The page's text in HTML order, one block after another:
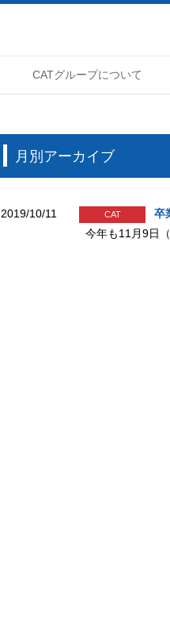
CATグループについて
月別アーカイブ
2019/10/11 CAT
卒
今年も11月9日